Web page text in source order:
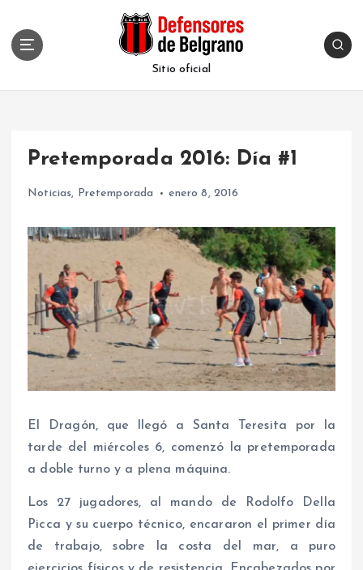
Sitio oficial
Pretemporada 2016: Día #1
Noticias, Pretemporada enero 8, 2016
El Dragón, que llegó a Santa Teresita por la
tarde del miércoles 6, comenzó la pretemporada
a doble turno y a plena máquina.
Los 27 jugadores, al mando de Rodolfo Della
Picca y su cuerpo técnico, encararon el primer día
de trabajo, sobre la costa del mar, a puro